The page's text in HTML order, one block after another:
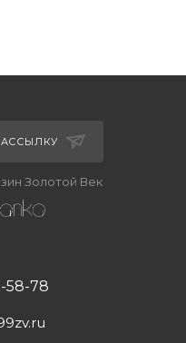
Золотой Век
58-78